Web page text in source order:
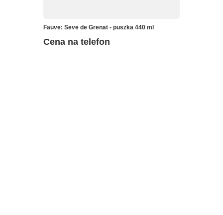
Fauve: Seve de Grenat - puszka 440 ml
Cena na telefon